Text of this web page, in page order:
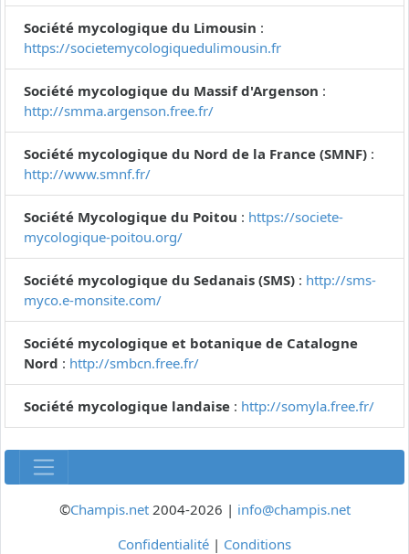
Société mycologique du Limousin :
https://societemycologiquedulimousin.fr
Société mycologique du Massif d'Argenson :
http://smma.argenson.free.fr/
Société mycologique du Nord de la France (SMNF) :
http://www.smnf.fr/
Société Mycologique du Poitou : https://societe-
mycologique-poitou.org/
Société mycologique du Sedanais (SMS) : http://sms-
myco.e-monsite.com/
Société mycologique et botanique de Catalogne
Nord : http://smbcn.free.fr/
Société mycologique landaise : http://somyla.free.fr/
©Champis.net2004-2026 | info@champis.net
Confidentialité | Conditions